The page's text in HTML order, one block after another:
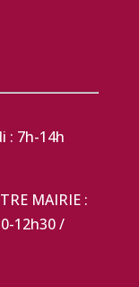
: 7h-14h
MAIRIE :
12h30 /